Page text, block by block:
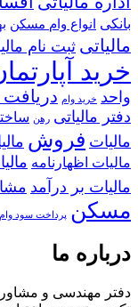
بانکی
انواع وام مسکن
مالیاتی ثبت نام
خرید
واحد خرید وام دریافت
دفتر مالیاتی رهن
مالیات فروش
مالیات اظهارنامه
مالیات بر درآمد
مسکن پرداخت سود وام
درباره ما
دفتر مهندسی و